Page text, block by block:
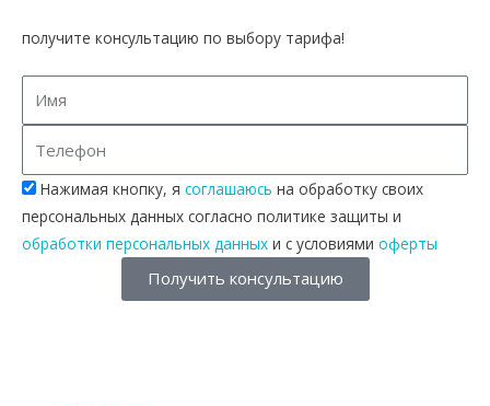
получите консультацию по выбору тарифа!
Нажимая кнопку, я соглашаюсь на обработку своих
персональных данных согласно политике защиты и
обработки персональных данных и с условиями оферты
Получить консультацию